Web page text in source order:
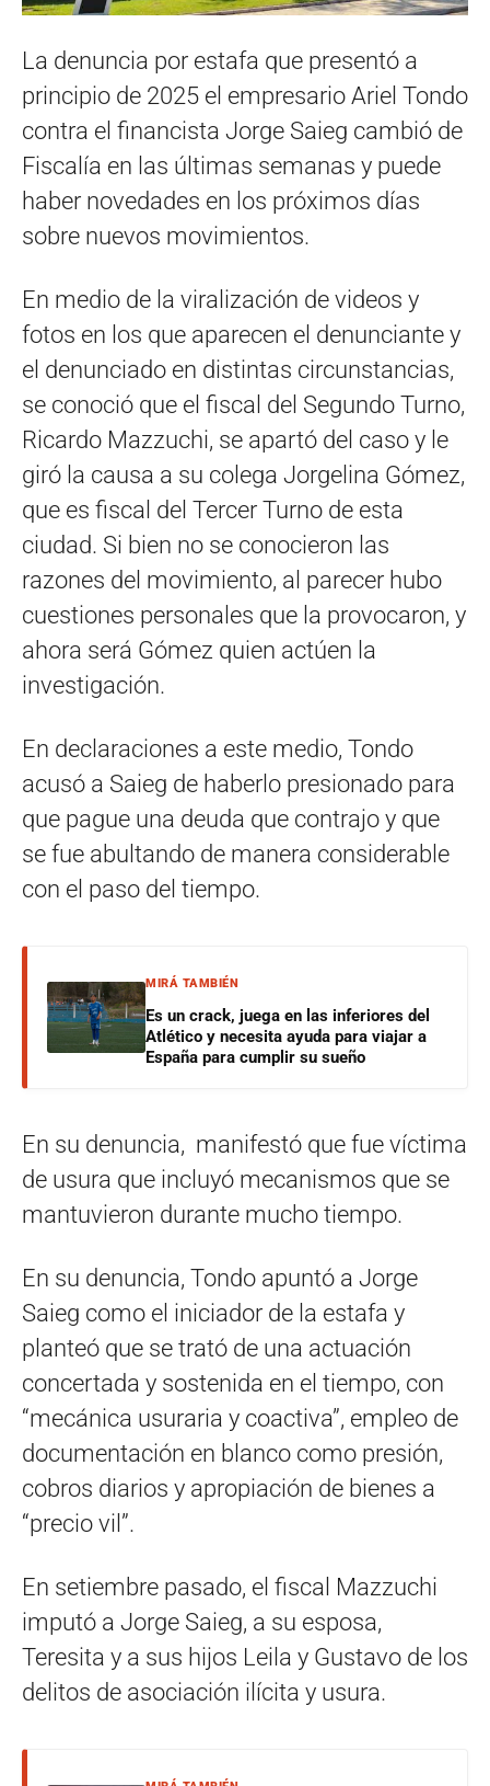
La denuncia por estafa que presentó a
principio de 2025 el empresario Ariel Tondo
contra el financista Jorge Saieg cambió de
Fiscalía en las últimas semanas y puede
haber novedades en los próximos días
sobre nuevos movimientos.
En medio de la viralización de videos y
fotos en los que aparecen el denunciante y
el denunciado en distintas circunstancias,
se conoció que el fiscal del Segundo Turno,
Ricardo Mazzuchi, se apartó del caso y le
giró la causa a su colega Jorgelina Gómez,
que es fiscal del Tercer Turno de esta
ciudad. Si bien no se conocieron las
razones del movimiento, al parecer hubo
cuestiones personales que la provocaron, y
ahora será Gómez quien actúen la
investigación.
En declaraciones a este medio, Tondo
acusó a Saieg de haberlo presionado para
que pague una deuda que contrajo y que
se fue abultando de manera considerable
con el paso del tiempo.
MIRÁ TAMBIÉN
Es un crack, juega en las inferiores del
Atlético y necesita ayuda para viajar a
España para cumplir su sueño
En su denuncia, manifestó que fue víctima
de usura que incluyó mecanismos que se
mantuvieron durante mucho tiempo.
En su denuncia, Tondo apuntó a Jorge
Saieg como el iniciador de la estafa y
planteó que se trató de una actuación
concertada y sostenida en el tiempo, con
“mecánica usuraria y coactiva”, empleo de
documentación en blanco como presión,
cobros diarios y apropiación de bienes a
“precio vil”.
En setiembre pasado, el fiscal Mazzuchi
imputó a Jorge Saieg, a su esposa,
Teresita y a sus hijos Leila y Gustavo de los
delitos de asociación ilícita y usura.